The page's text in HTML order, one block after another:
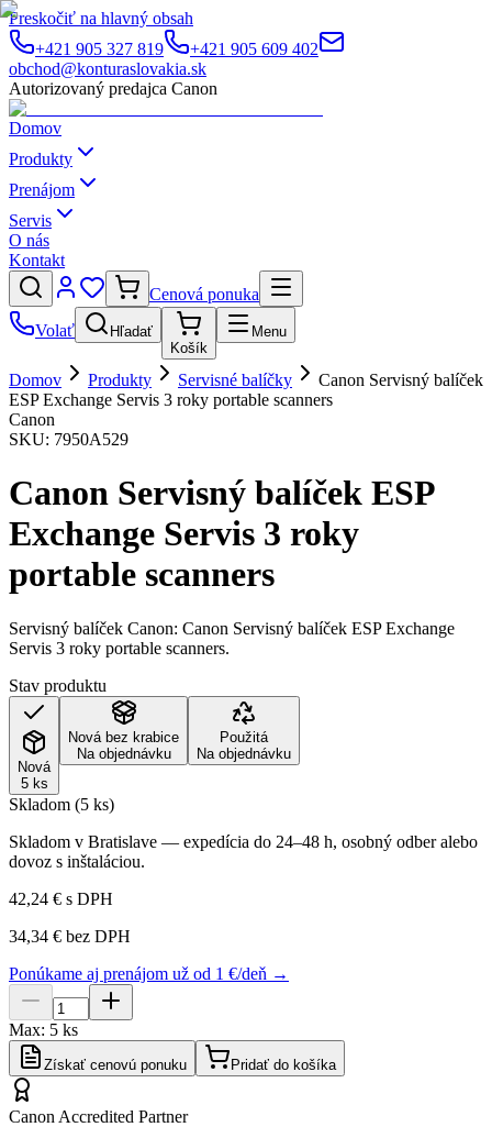
Preskočiť na hlavný obsah
+421 905 327 819
+421 905 609 402
obchod@konturaslovakia.sk
Autorizovaný predajca Canon
Domov
Produkty
Prenájom
Servis
O nás
Kontakt
Cenová ponuka
Volať
Hľadať
Košík
Menu
Domov Produkty Servisné balíčky
Canon Servisný balíček
ESP Exchange Servis 3 roky portable scanners
Canon
SKU: 7950A529
Canon Servisný balíček ESP
Exchange Servis 3 roky
portable scanners
Servisný balíček Canon: Canon Servisný balíček ESP Exchange
Servis 3 roky portable scanners.
Stav produktu
Nová
5 ks
Nová bez krabice
Na objednávku
Použitá
Na objednávku
Skladom (5 ks)
Skladom v Bratislave — expedícia do 24–48 h, osobný odber alebo
dovoz s inštaláciou.
42,24 € s DPH
34,34 € bez DPH
Ponúkame aj prenájom už od 1 €/deň →
Max: 5 ks
Získať cenovú ponuku Pridať do košíka
Canon Accredited Partner